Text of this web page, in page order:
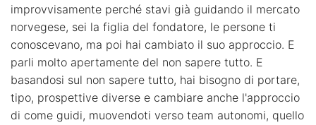
improvvisamente perché stavi già guidando il mercato
norvegese, sei la figlia del fondatore, le persone ti
conoscevano, ma poi hai cambiato il suo approccio. E
parli molto apertamente del non sapere tutto. E
basandosi sul non sapere tutto, hai bisogno di portare,
tipo, prospettive diverse e cambiare anche l'approccio
di come guidi, muovendoti verso team autonomi, quello